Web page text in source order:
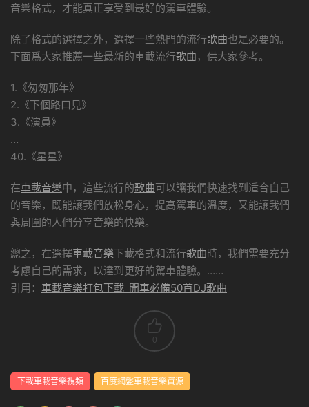
音樂格式，才能真正享受到最好的駕車體驗。
除了格式的選擇之外，選擇一些熱門的流行歌曲也是必要的。
下面爲大家推薦一些最新的車載流行歌曲 ，供大家參考。
1.《匆匆那年》
2.《下個路口見》
3.《演員》
…
40.《星星》
在車載音樂中，這些流行的歌曲可以讓我們快速找到适合自己
的音樂，既能讓我們放松身心，提高駕車的溫度，又能讓我們
與周圍的人們分享音樂的快樂。
總之，在選擇車載音樂下載格式和流行歌曲時，我們需要充分
考慮自己的需求，以達到更好的駕車體驗。……
引用： 車載音樂打包下載_開車必備50首DJ歌曲
0
下載車載音樂視頻 百度網盤車載音樂資源